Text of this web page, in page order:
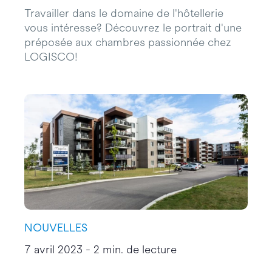
Travailler dans le domaine de l'hôtellerie
vous intéresse? Découvrez le portrait d'une
préposée aux chambres passionnée chez
LOGISCO!
NOUVELLES
7 avril 2023 - 2 min. de lecture